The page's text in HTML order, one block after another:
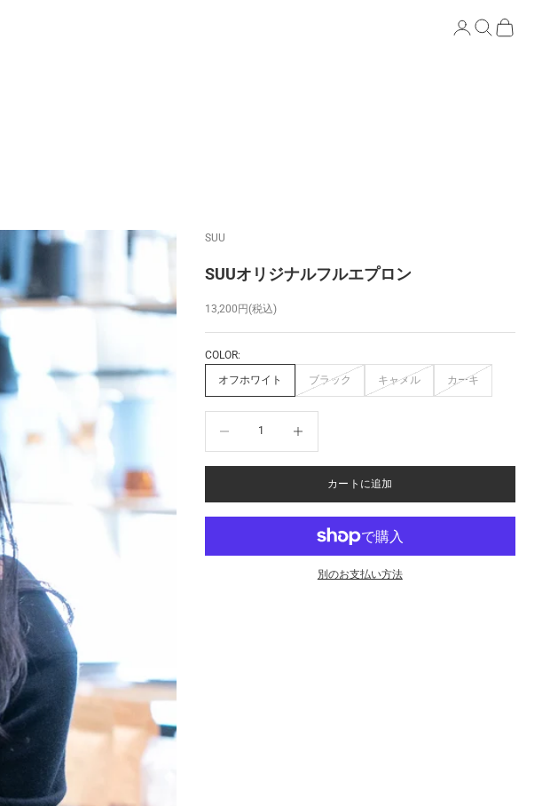
検索 カート
SUU
SUUオリジナルフルエプロン
セール価格
13,200円(税込)
COLOR:
オフホワイト ブラック キャメル カーキ
カートに追加
別のお支払い方法